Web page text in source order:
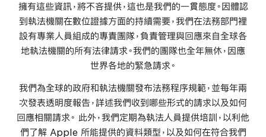
擁有這些資訊，將不吝提供，這也是我們的一貫態度。因體認
到執法機關在數位證據方面的持續需要，我們在法務部門裡
設有專業人員組成的專責團隊，負責管理與回應來自全球各
地執法機關的所有法律請求。我們的團隊也全年無休，因應
世界各地的緊急請求。
我們為全球的政府和執法機關發布法務程序規範，並每年兩
次發表透明度報告，詳述我們收到哪些形式的請求以及如何
回應相關請求。 此外，我們定期為執法人員提供培訓，以利他
們了解 Apple 所能提供的資料類型，以及如何在符合我們